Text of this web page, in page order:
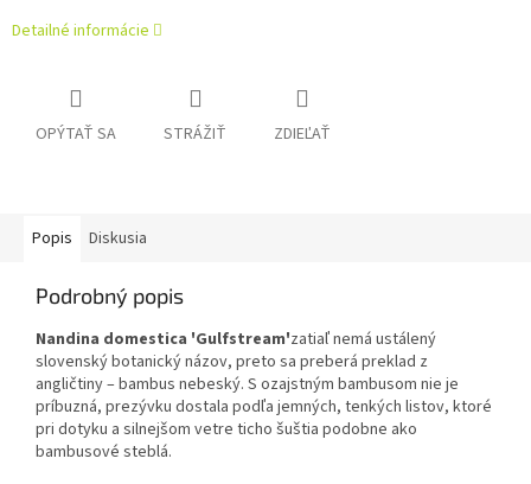
Detailné informácie
OPÝTAŤ SA STRÁŽIŤ ZDIEĽAŤ
Popis Diskusia
Podrobný popis
Nandina domestica 'Gulfstream'zatiaľ nemá ustálený
slovenský botanický názov, preto sa preberá preklad z
angličtiny – bambus nebeský. S ozajstným bambusom nie je
príbuzná, prezývku dostala podľa jemných, tenkých listov, ktoré
pri dotyku a silnejšom vetre ticho šuštia podobne ako
bambusové steblá.